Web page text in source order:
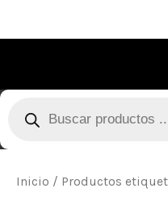
productos
Inicio / Productos